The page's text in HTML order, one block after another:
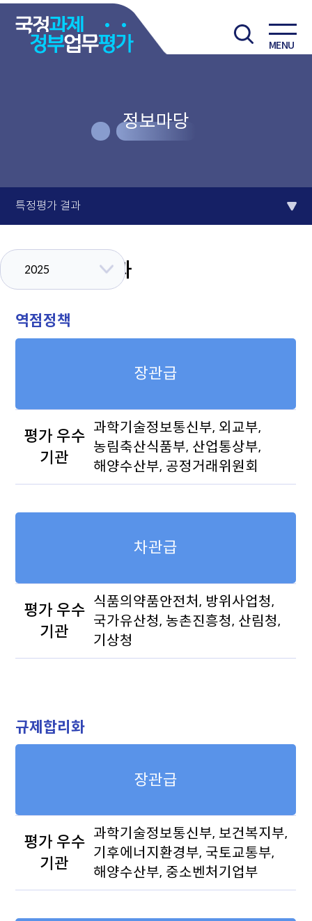
MENU
정보마당
특정평가 결과
특정평가 결과
2025
역점정책
장관급
평가 우수
기관
과학기술정보통신부, 외교부,
농림축산식품부, 산업통상부,
해양수산부, 공정거래위원회
차관급
평가 우수
기관
식품의약품안전처, 방위사업청,
국가유산청, 농촌진흥청, 산림청,
기상청
규제합리화
장관급
평가 우수
기관
과학기술정보통신부, 보건복지부,
기후에너지환경부, 국토교통부,
해양수산부, 중소벤처기업부